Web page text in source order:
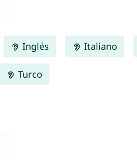
Inglés Italiano
Turco